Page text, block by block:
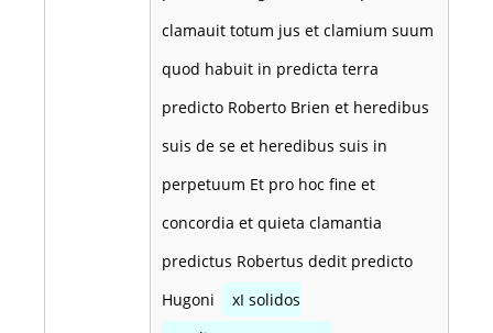
clamauit totum jus et clamium suum
quod habuit in predicta terra
predicto Roberto Brien et heredibus
suis de se et heredibus suis in
perpetuum Et pro hoc fine et
concordia et quieta clamantia
predictus Robertus dedit predicto
Hugoni
xI solidos